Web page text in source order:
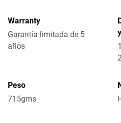
Warranty
Garantía limitada de 5
años
Peso
715gms